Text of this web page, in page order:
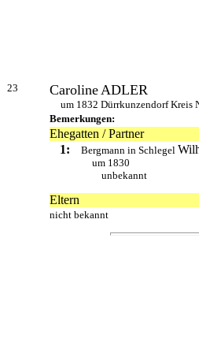
23 CarolineADLER
um 1832 Dürrkunzendorf Kreis
Bemerkungen:
Ehegatten / Partner
1:
Bergmann in Schlegel
um 1830
unbekannt
Eltern
nicht bekannt